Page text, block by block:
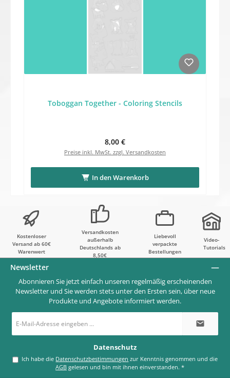
Toboggan Together - Coloring Stencils
Regulärer Preis:
8,00 €
Preise inkl. MwSt. zzgl. Versandkosten
In den Warenkorb
Kostenloser
Versand ab 60€
Warenwert
Versandkosten
außerhalb
Deutschlands ab
8,50€
Liebevoll
verpackte
Bestellungen
Video-
Tutorials
Newsletter
Abonnieren Sie jetzt einfach unseren regelmäßig erscheinenden
Newsletter und Sie werden stets unter den Ersten sein, über neue
Produkte und Angebote informiert werden.
Mail-
*
Datenschutz
Ich habe die Datenschutzbestimmungen
AGB gelesen und bin mit ihnen einverstanden.*